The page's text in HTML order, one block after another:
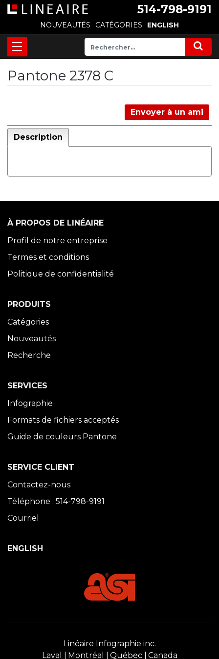
514-798-9191
NOUVEAUTÉS CATÉGORIES ENGLISH
Pantone 2378 C
Envoyer à un ami
Description
À PROPOS DE LINÉAIRE
Profil de notre entreprise
Termes et conditions
Politique de confidentialité
PRODUITS
Catégories
Nouveautés
Recherche
SERVICES
Infographie
Formats de fichiers acceptés
Guide de couleurs Pantone
SERVICE CLIENT
Contactez-nous
Téléphone : 514-798-9191
Courriel
ENGLISH
Linéaire Infographie inc.
Laval
Montréal Québec Canada